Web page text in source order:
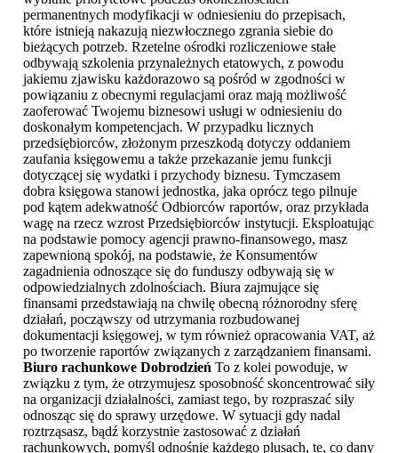
permanentnych modyfikacji w odniesieniu do przepisach,
które istnieją nakazują niezwłocznego zgrania siebie do
bieżących potrzeb. Rzetelne ośrodki rozliczeniowe stałe
odbywają szkolenia przynależnych etatowych, z powodu
jakiemu zjawisku każdorazowo są pośród w zgodności w
powiązaniu z obecnymi regulacjami oraz mają możliwość
zaoferować Twojemu biznesowi usługi w odniesieniu do
doskonałym kompetencjach. W przypadku licznych
przedsiębiorców, złożonym przeszkodą dotyczy oddaniem
zaufania księgowemu a także przekazanie jemu funkcji
dotyczącej się wydatki i przychody biznesu. Tymczasem
dobra księgowa stanowi jednostka, jaka oprócz tego pilnuje
pod kątem adekwatność Odbiorców raportów, oraz przykłada
wagę na rzecz wzrost Przedsiębiorców instytucji. Eksploatując
na podstawie pomocy agencji prawno-finansowego, masz
zapewnioną spokój, na podstawie, że Konsumentów
zagadnienia odnoszące się do funduszy odbywają się w
odpowiedzialnych zdolnościach. Biura zajmujące się
finansami przedstawiają na chwilę obecną różnorodny sferę
działań, począwszy od utrzymania rozbudowanej
dokumentacji księgowej, w tym również opracowania VAT, aż
po tworzenie raportów związanych z zarządzaniem finansami.
Biuro rachunkowe Dobrodzień To z kolei powoduje, w
związku z tym, że otrzymujesz sposobność skoncentrować siły
na organizacji działalności, zamiast tego, by rozpraszać siły
odnosząc się do sprawy urzędowe. W sytuacji gdy nadal
roztrząsasz, bądź korzystnie zastosować z działań
rachunkowych, pomyśl odnośnie każdego plusach, te, co dany